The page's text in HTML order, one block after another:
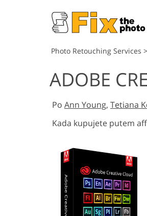
Photo Retouching Services >
ADOBE
Po Ann Young, Tetiana
Kada kupujete putem